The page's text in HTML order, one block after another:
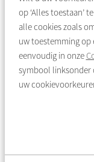
op ‘Alles toestaan’
alle cookies zoals
uw toestemming op
eenvoudig in onze
symbool linksonder
uw
Terug naar
Heeft u nog
020 215 00 00